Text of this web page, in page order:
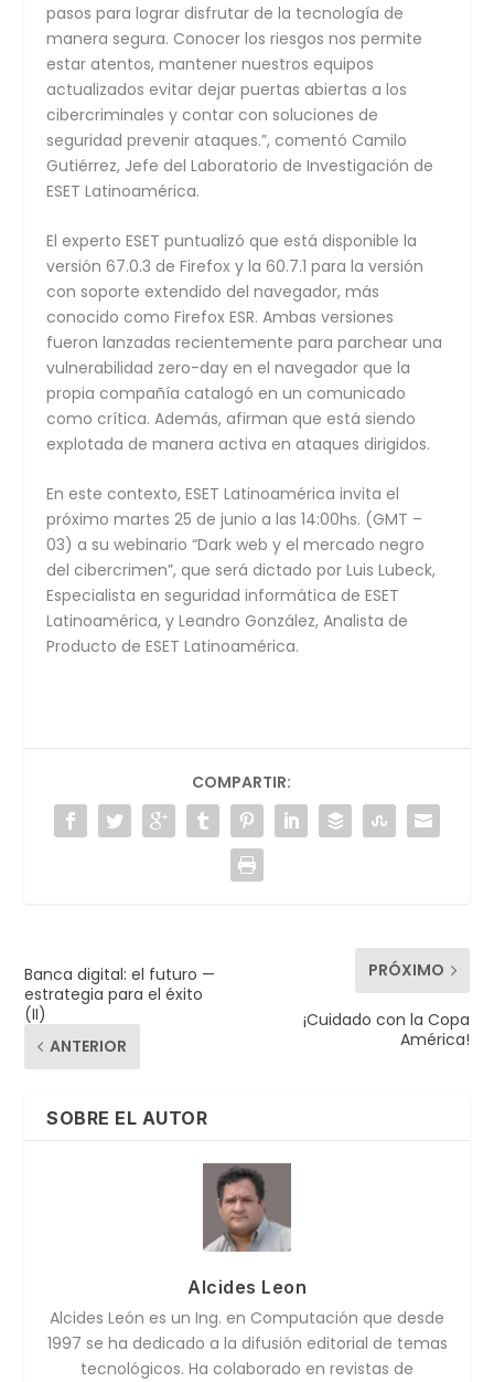
pasos para lograr disfrutar de la tecnología de
manera segura. Conocer los riesgos nos permite
estar atentos, mantener nuestros equipos
actualizados evitar dejar puertas abiertas a los
cibercriminales y contar con soluciones de
seguridad prevenir ataques.”, comentó Camilo
Gutiérrez, Jefe del Laboratorio de Investigación de
ESET Latinoamérica.
El experto ESET puntualizó que está disponible la
versión 67.0.3 de Firefox y la 60.7.1 para la versión
con soporte extendido del navegador, más
conocido como Firefox ESR. Ambas versiones
fueron lanzadas recientemente para parchear una
vulnerabilidad zero-day en el navegador que la
propia compañía catalogó en un comunicado
como crítica. Además, afirman que está siendo
explotada de manera activa en ataques dirigidos.
En este contexto, ESET Latinoamérica invita el
próximo martes 25 de junio a las 14:00hs. (GMT –
03) a su webinario “Dark web y el mercado negro
del cibercrimen”, que será dictado por Luis Lubeck,
Especialista en seguridad informática de ESET
Latinoamérica, y Leandro González, Analista de
Producto de ESET Latinoamérica.
COMPARTIR:
Banca digital: el futuro —
estrategia para el éxito
(II)
ANTERIOR
PRÓXIMO
¡Cuidado con la Copa
América!
SOBRE EL AUTOR
Alcides Leon
Alcides León es un Ing. en Computación que desde
1997 se ha dedicado a la difusión editorial de temas
tecnológicos. Ha colaborado en revistas de